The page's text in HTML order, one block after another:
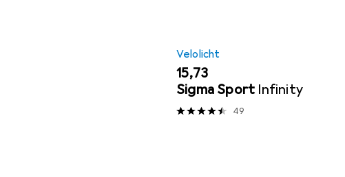
Velolicht
EUR
15,73
Sigma Sport Infinity
49